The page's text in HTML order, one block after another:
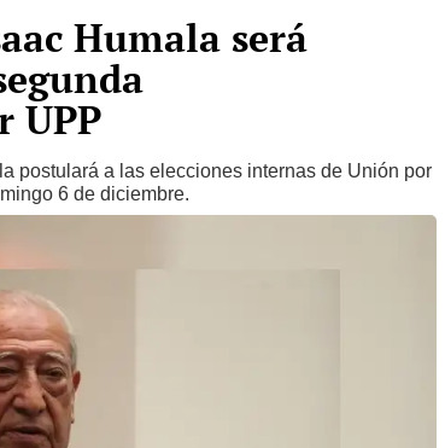
Humala será
UPP
postulará a las elecciones internas de Unión por
6 de diciembre.